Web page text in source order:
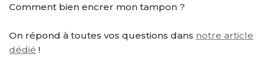
Comment bien encrer mon tampon ?
On répond à toutes vos questions dans notre article
dédié !